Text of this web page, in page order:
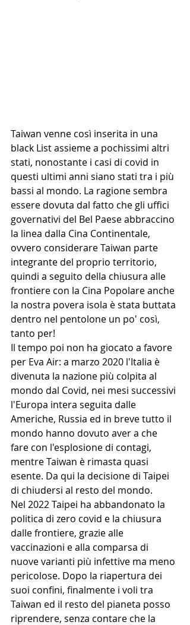
Taiwan venne così inserita in una
black List assieme a pochissimi altri
stati, nonostante i casi di covid in
questi ultimi anni siano stati tra i più
bassi al mondo. La ragione sembra
essere dovuta dal fatto che gli uffici
governativi del Bel Paese abbraccino
la linea dalla Cina Continentale,
ovvero considerare Taiwan parte
integrante del proprio territorio,
quindi a seguito della chiusura alle
frontiere con la Cina Popolare anche
la nostra povera isola è stata buttata
dentro nel pentolone un po' così,
tanto per!
Il tempo poi non ha giocato a favore
per Eva Air: a marzo 2020 l'Italia è
divenuta la nazione più colpita al
mondo dal Covid, nei mesi successivi
l'Europa intera seguita dalle
Americhe, Russia ed in breve tutto il
mondo hanno dovuto aver a che
fare con l'esplosione di contagi,
mentre Taiwan è rimasta quasi
esente. Da qui la decisione di Taipei
di chiudersi al resto del mondo.
Nel 2022 Taipei ha abbandonato la
politica di zero covid e la chiusura
dalle frontiere, grazie alle
vaccinazioni e alla comparsa di
nuove varianti più infettive ma meno
pericolose. Dopo la riapertura dei
suoi confini, finalmente i voli tra
Taiwan ed il resto del pianeta posso
riprendere, senza contare che la